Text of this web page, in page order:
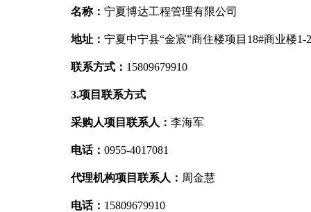
名称： 宁夏博达工程管理有限公司
地址： 宁夏中宁县“金宸”商住楼项目18#商业楼1-
联系方式： 15809679910
3.项目联系方式
采购人项目联系人： 李海军
电话： 0955-4017081
代理机构项目联系人： 周金慧
电话： 15809679910